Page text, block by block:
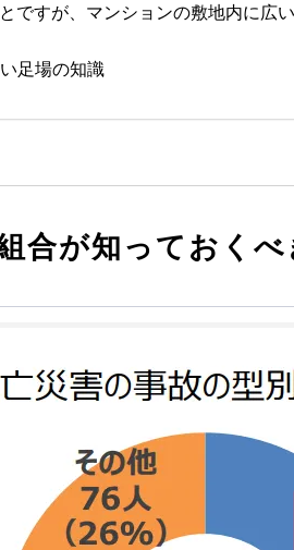
ですが、マンションの敷地内に広
足場の知識
合が知っておくべ